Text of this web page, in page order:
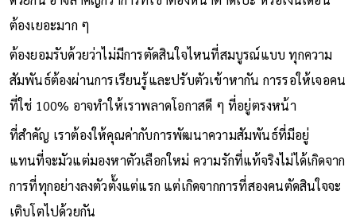
ด้วยกัน อาจสำคัญกว่าการที่เขาต้องหน้าตาดีเป๊ะ หรือเงินเดือน
ต้องเยอะมาก ๆ
ต้องยอมรับด้วยว่าไม่มีการตัดสินใจไหนที่สมบูรณ์แบบ ทุกความ
สัมพันธ์ต้องผ่านการเรียนรู้และปรับตัวเข้าหากัน การรอให้เจอคน
ที่ใช่ 100% อาจทำให้เราพลาดโอกาสดี ๆ ที่อยู่ตรงหน้า
ที่สำคัญ เราต้องให้คุณค่ากับการพัฒนาความสัมพันธ์ที่มีอยู่
แทนที่จะมัวแต่มองหาตัวเลือกใหม่ ความรักที่แท้จริงไม่ได้เกิดจาก
การที่ทุกอย่างลงตัวตั้งแต่แรก แต่เกิดจากการที่สองคนตัดสินใจจะ